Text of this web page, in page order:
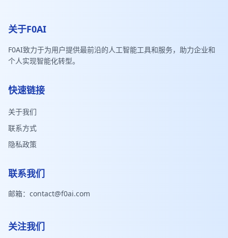
关于F0AI
F0AI致力于为用户提供最前沿的人工智能工具和服务，助力企业和
个人实现智能化转型。
快速链接
关于我们
联系方式
隐私政策
联系我们
邮箱： contact@f0ai.com
关注我们